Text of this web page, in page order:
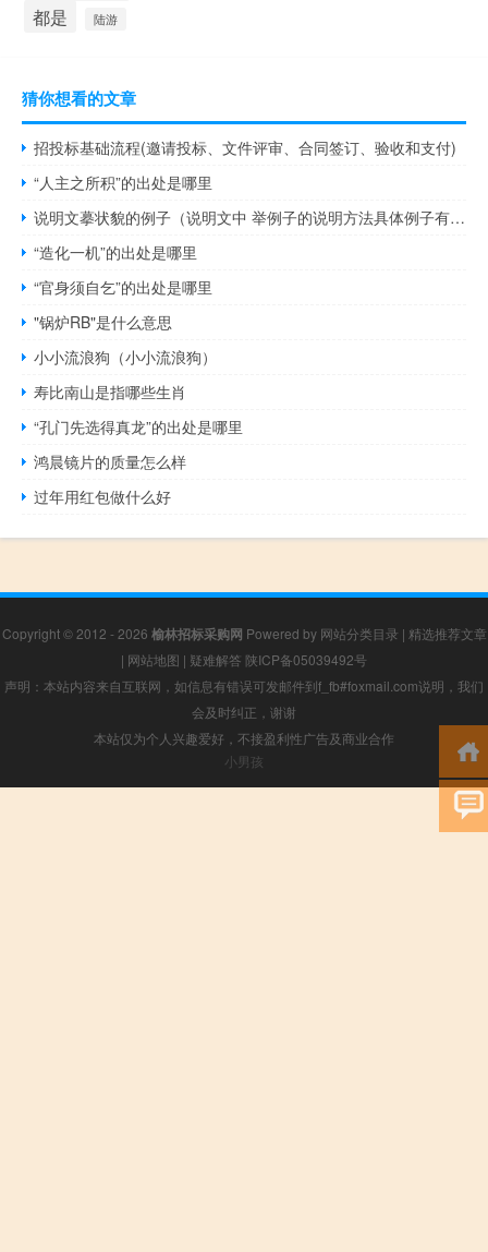
都是 陆游
猜你想看的文章
招投标基础流程(邀请投标、文件评审、合同签订、验收和支付)
“人主之所积”的出处是哪里
说明文摹状貌的例子（说明文中 举例子的说明方法具体例子有什么作用）
“造化一机”的出处是哪里
“官身须自乞”的出处是哪里
"锅炉RB"是什么意思
小小流浪狗（小小流浪狗）
寿比南山是指哪些生肖
“孔门先选得真龙”的出处是哪里
鸿晨镜片的质量怎么样
过年用红包做什么好
Copyright © 2012 - 2026 榆林招标采购网 Powered by 网站分类目录 | 精选推荐文章
| 网站地图 | 疑难解答 陕ICP备05039492号
声明：本站内容来自互联网，如信息有错误可发邮件到f_fb#foxmail.com说明，我们
会及时纠正，谢谢
本站仅为个人兴趣爱好，不接盈利性广告及商业合作
小男孩